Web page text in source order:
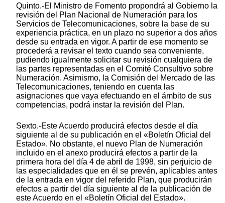
Quinto.-El Ministro de Fomento propondrá al Gobierno la
revisión del Plan Nacional de Numeración para los
Servicios de Telecomunicaciones, sobre la base de su
experiencia práctica, en un plazo no superior a dos años
desde su entrada en vigor. A partir de ese momento se
procederá a revisar el texto cuando sea conveniente,
pudiendo igualmente solicitar su revisión cualquiera de
las partes representadas en el Comité Consultivo sobre
Numeración. Asimismo, la Comisión del Mercado de las
Telecomunicaciones, teniendo en cuenta las
asignaciones que vaya efectuando en el ámbito de sus
competencias, podrá instar la revisión del Plan.
Sexto.-Este Acuerdo producirá efectos desde el día
siguiente al de su publicación en el «Boletín Oficial del
Estado». No obstante, el nuevo Plan de Numeración
incluido en el anexo producirá efectos a partir de la
primera hora del día 4 de abril de 1998, sin perjuicio de
las especialidades que en él se prevén, aplicables antes
de la entrada en vigor del referido Plan, que producirán
efectos a partir del día siguiente al de la publicación de
este Acuerdo en el «Boletín Oficial del Estado».